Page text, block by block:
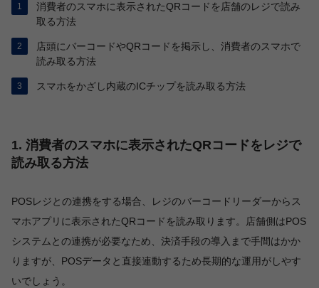
消費者のスマホに表示されたQRコードを店舗のレジで読み
取る方法
店頭にバーコードやQRコードを掲示し、消費者のスマホで
読み取る方法
スマホをかざし内蔵のICチップを読み取る方法
1. 消費者のスマホに表示されたQRコードをレジで
読み取る方法
POSレジとの連携をする場合、レジのバーコードリーダーからス
マホアプリに表示されたQRコードを読み取ります。店舗側はPOS
システムとの連携が必要なため、決済手段の導入まで手間はかか
りますが、POSデータと直接連動するため長期的な運用がしやす
いでしょう。